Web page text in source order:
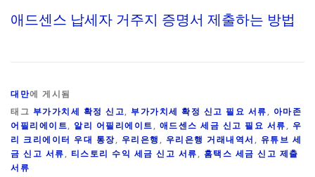
애드센스 납세자 거주지 증명서 제출하는 방법
대만에 게시됨
태그 부가가치세 확정 신고, 부가가치세 확정 신고 필요 서류, 아마존
어필리에이트, 알리 어필리에이트, 애드센스 세금 신고 필요 서류, 우
리 크리에이터 우대 통장, 우리은행, 우리은행 거래내역서, 유튜브 세
금 신고 서류, 티스토리 수익 세금 신고 서류, 홈택스 세금 신고 제출
서류